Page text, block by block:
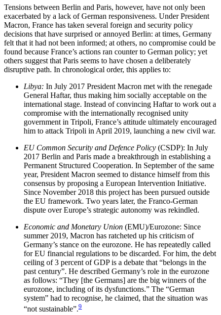
Tensions between Berlin and Paris, however, have not only been
exacerbated by a lack of German responsive­ness. Under President
Macron, France has taken several foreign and security policy
decisions that have surprised or annoyed Berlin: at times, Germany
felt that it had not been informed; at others, no compromise could be
found because France’s actions ran counter to German policy; yet
others suggest that Paris seems to have chosen a deliberately
disruptive path. In chronological order, this applies to:
Libya: In July 2017 President Macron met with the renegade
General Haftar, thus making him socially acceptable on the
international stage. Instead of convincing Haftar to work out a
compromise with the internationally recognised unity
government in Tripoli, France’s attitude ultimately en­couraged
him to attack Tripoli in April 2019, launching a new civil war.
EU Common Security and Defence Policy (CSDP): In July
2017 Berlin and Paris made a breakthrough in estab­lishing a
Permanent Structured Cooperation. In September of the same
year, President Macron seemed to distance himself from this
consensus by proposing a European Intervention Initiative.
Since November 2018 this project has been pursued out­side
the EU framework. Two years later, the Franco-German
dispute over Europe’s strategic autonomy was rekindled.
Economic and Monetary Union (EMU)/Eurozone: Since
summer 2019, Macron has ratcheted up his criti­cism of
Germany’s stance on the eurozone. He has repeatedly called
for EU financial regulations to be discarded. For him, the debt
ceiling of 3 percent of GDP is a debate that “belongs in the
past century”. He described Germany’s role in the eurozone
as follows: “They [the Germans] are the big winners of the
eurozone, including of its dysfunctions.” The “German
system” had to recognise, he claimed, that the situation was
“not sustainable”.9